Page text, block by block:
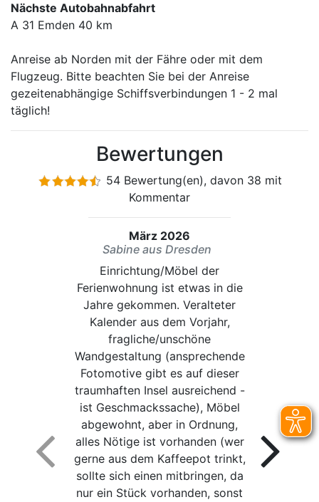
Nächste Autobahnabfahrt
A 31 Emden 40 km
Anreise ab Norden mit der Fähre oder mit dem
Flugzeug. Bitte beachten Sie bei der Anreise
gezeitenabhängige Schiffsverbindungen 1 - 2 mal
täglich!
Bewertungen
54 Bewertung(en), davon 38 mit
Kommentar
März 2026
Sabine aus Dresden
Einrichtung/Möbel der
Ferienwohnung ist etwas in die
Jahre gekommen. Veralteter
Kalender aus dem Vorjahr,
fragliche/unschöne
Wandgestaltung (ansprechende
Fotomotive gibt es auf dieser
traumhaften Insel ausreichend -
ist Geschmackssache), Möbel
abgewohnt, aber in Ordnung,
alles Nötige ist vorhanden (wer
gerne aus dem Kaffeepot trinkt,
sollte sich einen mitbringen, da
nur ein Stück vorhanden, sonst